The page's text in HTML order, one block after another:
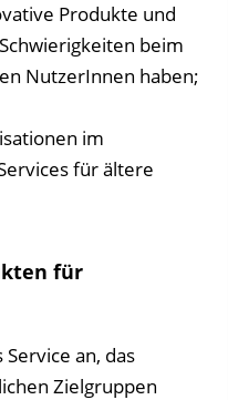
e
i
n
Produkte und
beim
NutzerInnen haben;
im
für ältere
für
an, das
Zielgruppen